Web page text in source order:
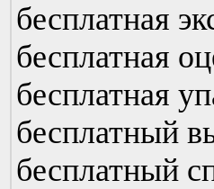
бесплатная
бесплатная
бесплатная
бесплатный
бесплатный